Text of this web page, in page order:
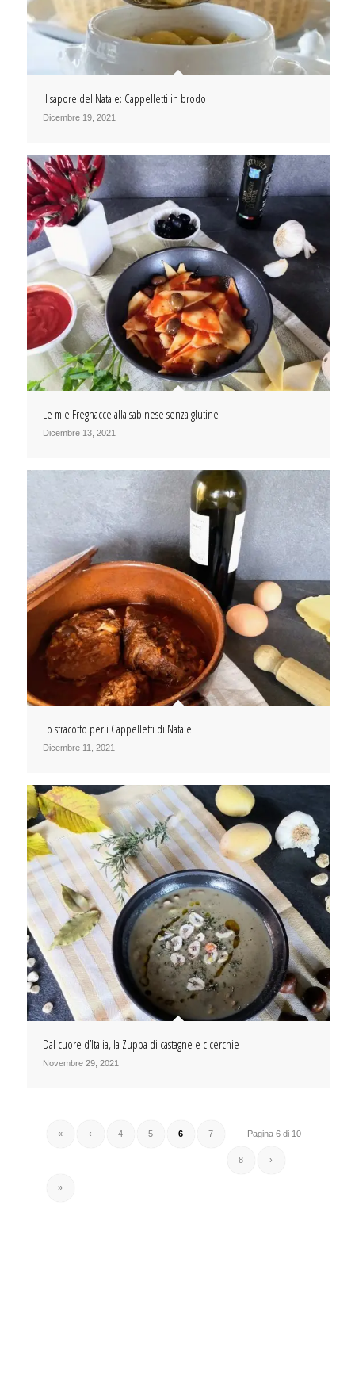
Il sapore del Natale: Cappelletti in brodo
Dicembre 19, 2021
Le mie Fregnacce alla sabinese senza glutine
Dicembre 13, 2021
Lo stracotto per i Cappelletti di Natale
Dicembre 11, 2021
Dal cuore d’Italia, la Zuppa di castagne e cicerchie
Novembre 29, 2021
Pagina 6 di 10
« ‹ 4 5 6 7
8 ›
»